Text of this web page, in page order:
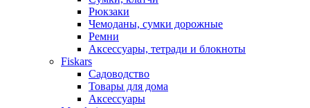
Рюкзаки
Чемоданы, сумки дорожные
Ремни
Аксессуары, тетради и блокноты
Fiskars
Садоводство
Товары для дома
Аксессуары